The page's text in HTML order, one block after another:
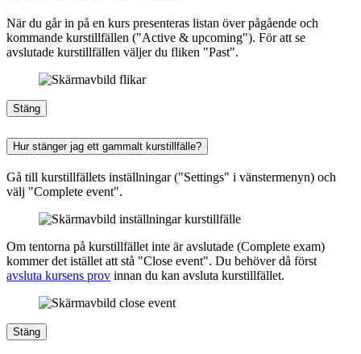
När du går in på en kurs presenteras listan över pågående och
kommande kurstillfällen ("Active & upcoming"). För att se
avslutade kurstillfällen väljer du fliken "Past".
Stäng
Hur stänger jag ett gammalt kurstillfälle?
Gå till kurstillfällets inställningar ("Settings" i vänstermenyn) och
välj "Complete event".
Om tentorna på kurstillfället inte är avslutade (Complete exam)
kommer det istället att stå "Close event". Du behöver då först
avsluta kursens prov innan du kan avsluta kurstillfället.
Stäng